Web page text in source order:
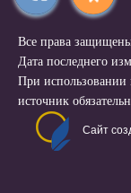
Все права
Дата последнего
При использовании
источник
Сайт